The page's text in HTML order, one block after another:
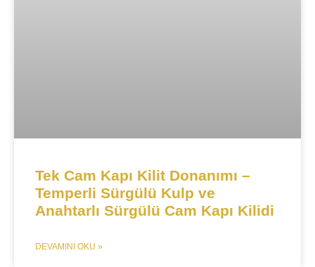
Tek Cam Kapı Kilit Donanımı –
Temperli Sürgülü Kulp ve
Anahtarlı Sürgülü Cam Kapı Kilidi​
DEVAMINI OKU »